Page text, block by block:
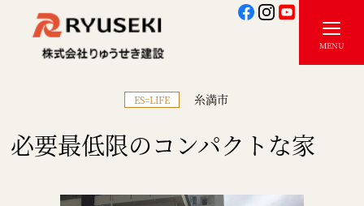
ES=LIFE 糸満市
必要最低限のコンパクトな家